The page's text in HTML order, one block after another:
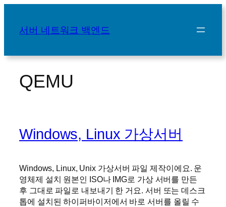
바
서버 네트워크 백엔드
QEMU
Windows, Linux 가상서버
Windows, Linux, Unix 가상서버 파일 제작이에요. 운
영체제 설치 원본인 ISO나 IMG로 가상 서버를 만든
후 그대로 파일로 내보내기 한 거요. 서버 또는 데스크
톱에 설치된 하이퍼바이저에서 바로 서버를 올릴 수